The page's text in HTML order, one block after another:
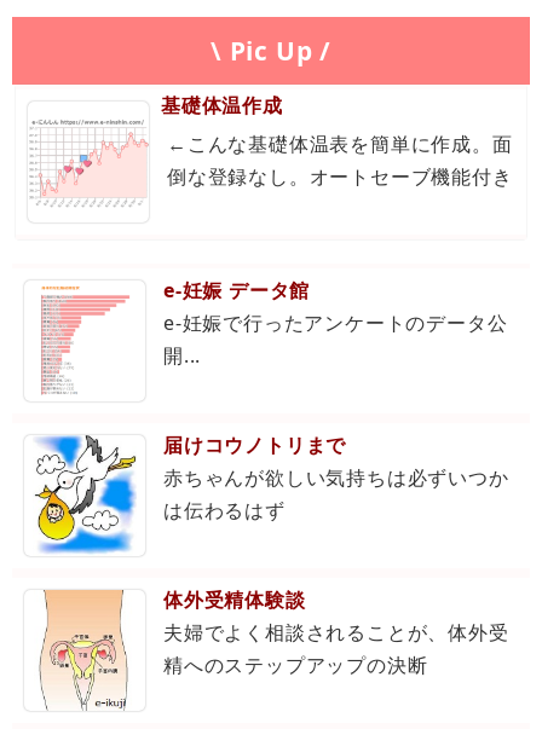
\ Pic Up /
基礎体温作成
←こんな基礎体温表を簡単に作成。面
倒な登録なし。オートセーブ機能付き
e-妊娠 データ館
e-妊娠で行ったアンケートのデータ公
開...
届けコウノトリまで
赤ちゃんが欲しい気持ちは必ずいつか
は伝わるはず
体外受精体験談
夫婦でよく相談されることが、体外受
精へのステップアップの決断